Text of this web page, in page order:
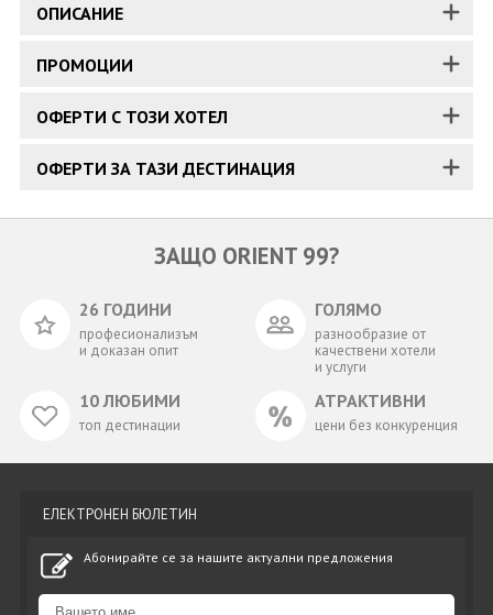
ОПИСАНИЕ
ПРОМОЦИИ
ОФЕРТИ С ТОЗИ ХОТЕЛ
ОФЕРТИ ЗА ТАЗИ ДЕСТИНАЦИЯ
ЗАЩО ORIENT 99?
26 ГОДИНИ
професионализъм
и доказан опит
ГОЛЯМО
разнообразие от
качествени хотели
и услуги
10 ЛЮБИМИ
топ дестинации
АТРАКТИВНИ
цени без конкуренция
ЕЛЕКТРОНЕН БЮЛЕТИН
Абонирайте се за нашите актуални предложения